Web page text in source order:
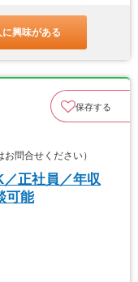
に興味がある
保存する
問合せください）
／正社員／年収
可能